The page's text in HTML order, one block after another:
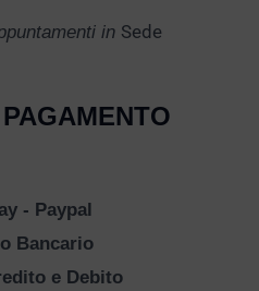
in Sede
- Paypal
Bancario
e Debito